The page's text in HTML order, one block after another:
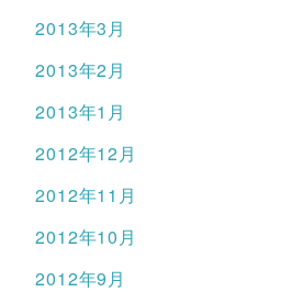
2013年3月
2013年2月
2013年1月
2012年12月
2012年11月
2012年10月
2012年9月